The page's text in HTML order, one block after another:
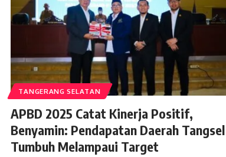
TANGERANG SELATAN
APBD 2025 Catat Kinerja Positif,
Benyamin: Pendapatan Daerah Tangsel
Tumbuh Melampaui Target